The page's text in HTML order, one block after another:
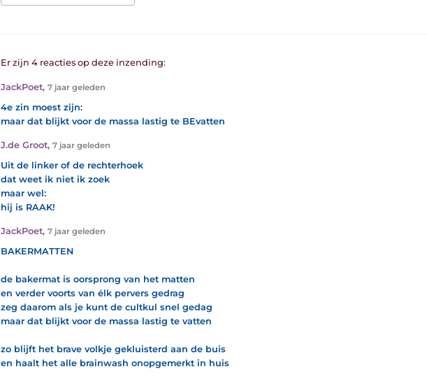
Er zijn 4 reacties op deze inzending:
JackPoet, 7 jaar geleden
4e zin moest zijn:
maar dat blijkt voor de massa lastig te BEvatten
J.de Groot, 7 jaar geleden
Uit de linker of de rechterhoek
dat weet ik niet ik zoek
maar wel:
hij is RAAK!
JackPoet, 7 jaar geleden
BAKERMATTEN
de bakermat is oorsprong van het matten
en verder voorts van élk pervers gedrag
zeg daarom als je kunt de cultkul snel gedag
maar dat blijkt voor de massa lastig te vatten
zo blijft het brave volkje gekluisterd aan de buis
en haalt het alle brainwash onopgemerkt in huis